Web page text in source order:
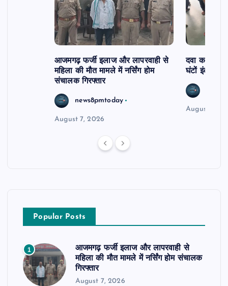
आजमगढ़ फर्जी इलाज और लापरवाही से
महिला की मौत मामले में नर्सिंग होम
संचालक गिरफ्तार
news8pmtoday
August 7, 2026
दवा कक्ष में
घंटों इंतजार
August 6,
Popular Posts
1
आजमगढ़ फर्जी इलाज और लापरवाही से
महिला की मौत मामले में नर्सिंग होम संचालक
गिरफ्तार
August 7, 2026